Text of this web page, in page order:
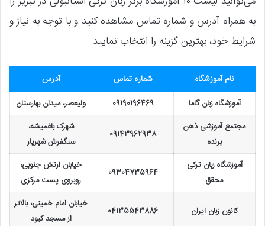
به همراه آدرس و شماره تماس مشاهده کنید و با توجه به نیاز و
شرایط خود، بهترین گزینه را انتخاب نمایید.
نام آموزشگاه شماره تماس آدرس
آموزشگاه زبان گاما 09190196469
ولیعصر، میدان بهارستان
مجتمع آموزشی ذهن
برنده
09143962938
شهرک باغمیشه،
سنگفرش شهریار
آموزشگاه زبان ترکی
محقق
09304735964
خیابان ارتش جنوبی،
روبروی پست مرکزی
کانون زبان ایران 04135543886
خیابان امام خمینی، بالاتر
از مسجد کبود